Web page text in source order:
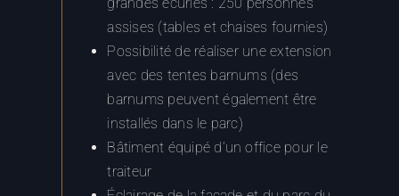
assises (tables et chaises fournies)
Possibilité de réaliser une extension
avec des tentes barnums (des
barnums peuvent également être
installés dans le parc)
Bâtiment équipé d’un office pour le
traiteur
Éclairage de la façade et du parc du